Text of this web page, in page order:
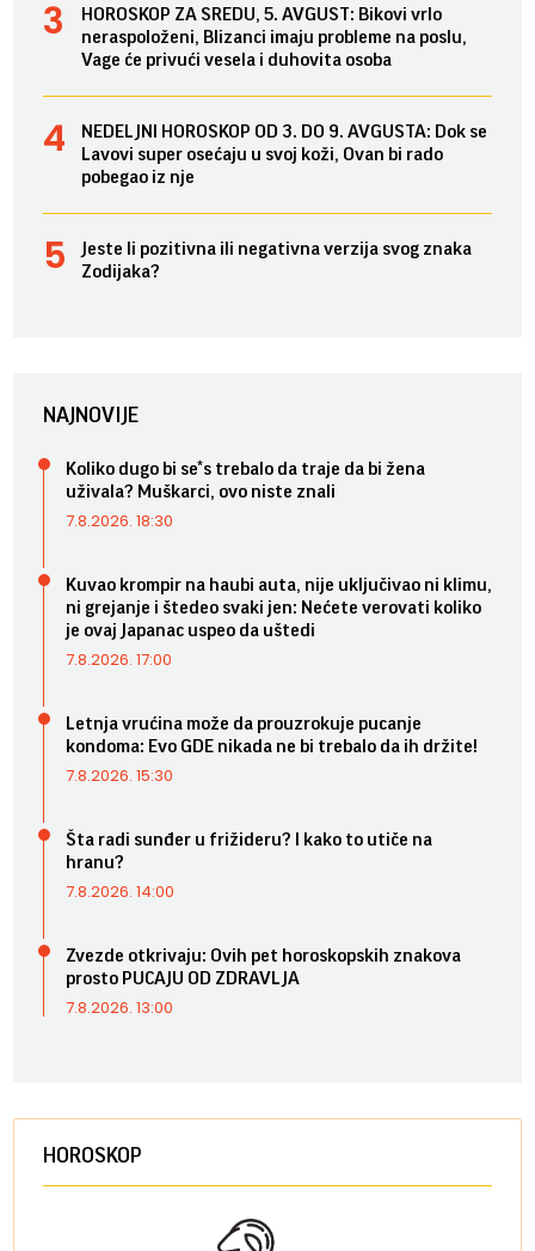
HOROSKOP ZA SREDU, 5. AVGUST: Bikovi vrlo
neraspoloženi, Blizanci imaju probleme na poslu,
Vage će privući vesela i duhovita osoba
NEDELJNI HOROSKOP OD 3. DO 9. AVGUSTA: Dok se
Lavovi super osećaju u svoj koži, Ovan bi rado
pobegao iz nje
Jeste li pozitivna ili negativna verzija svog znaka
Zodijaka?
NAJNOVIJE
Koliko dugo bi se*s trebalo da traje da bi žena
uživala? Muškarci, ovo niste znali
7.8.2026. 18:30
Kuvao krompir na haubi auta, nije uključivao ni klimu,
ni grejanje i štedeo svaki jen: Nećete verovati koliko
je ovaj Japanac uspeo da uštedi
7.8.2026. 17:00
Letnja vrućina može da prouzrokuje pucanje
kondoma: Evo GDE nikada ne bi trebalo da ih držite!
7.8.2026. 15:30
Šta radi sunđer u frižideru? I kako to utiče na
hranu?
7.8.2026. 14:00
Zvezde otkrivaju: Ovih pet horoskopskih znakova
prosto PUCAJU OD ZDRAVLJA
7.8.2026. 13:00
HOROSKOP